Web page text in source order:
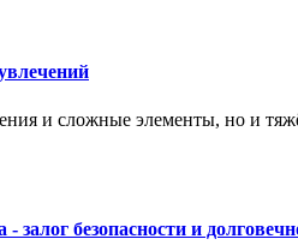
и сложные элементы, но и
безопасности и